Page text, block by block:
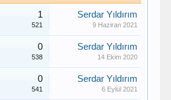
1
521
Serdar Yıldırım
9 Haziran 2021
0
538
Serdar Yıldırım
14 Ekim 2020
0
541
Serdar Yıldırım
6 Eylül 2021